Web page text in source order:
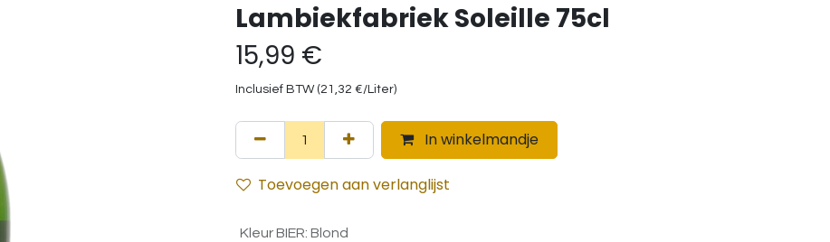
Lambiekfabriek Soleille 75cl
15,99 €
Inclusief BTW (21,32 €/Liter)
In winkelmandje
Toevoegen aan verlanglijst
Kleur BIER: Blond